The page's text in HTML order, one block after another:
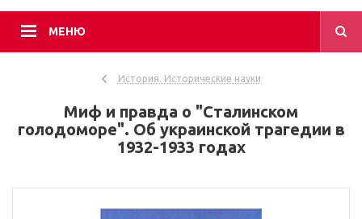
МЕНЮ
История. Исторические науки
Миф и правда о "Сталинском
голодоморе". Об украинской трагедии в
1932-1933 годах